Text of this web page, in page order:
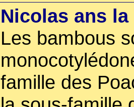
Nicolas ans
Les bambous
famille des